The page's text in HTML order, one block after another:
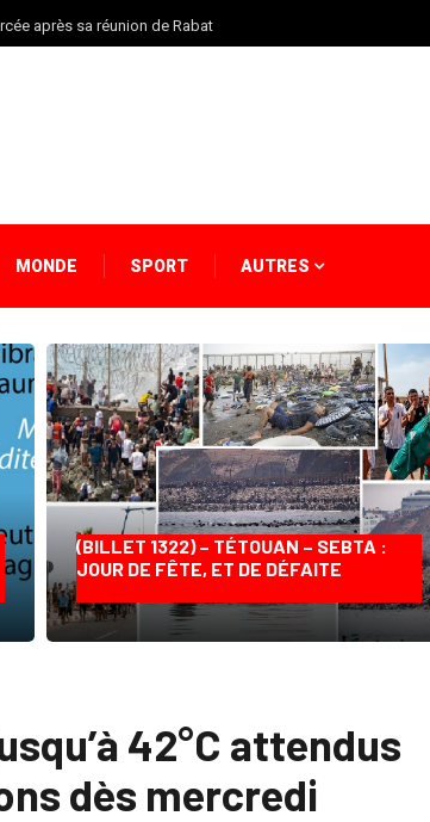
après sa réunion de Rabat
MONDE SPORT AUTRES
(BILLET 1322) – TÉTOUAN – SEBTA :
JOUR DE FÊTE, ET DE DÉFAITE
42°C attendus
dès mercredi